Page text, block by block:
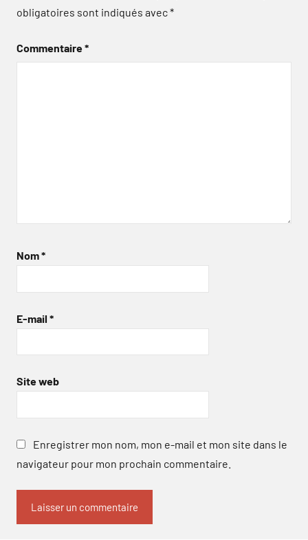
obligatoires sont indiqués avec*
Commentaire*
Nom*
E-mail *
Site web
Enregistrer mon nom, mon e-mail et mon site dans le
navigateur pour mon prochain commentaire.